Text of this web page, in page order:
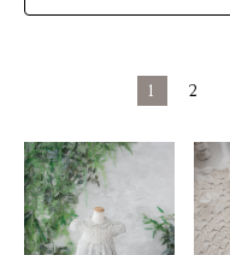
100日祝い・お食い初め
ロケーション撮影・カ
子供の写真撮影・スタ
赤ちゃん撮影・ベビー
リピーター様専用
1 2